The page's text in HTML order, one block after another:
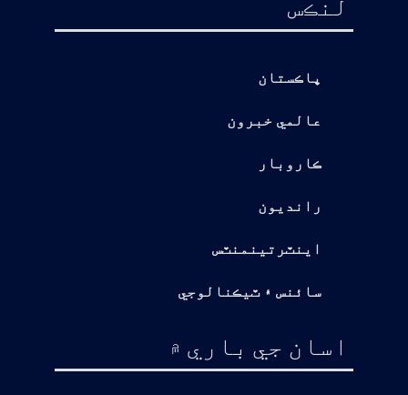
پاڪستان
عالمي خبرون
ڪاروبار
رانديون
اينٽرتينمنٽس
سائنس ۽ ٽيڪنالوجي
اسان جي باري ۾